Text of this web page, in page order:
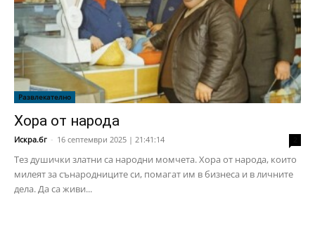
Развлекателно
Хора от народа
Искра.бг - 16 септември 2025 | 21:41:14
Тез душички златни са народни момчета. Хора от народа, които
милеят за сънародниците си, помагат им в бизнеса и в личните
дела. Да са живи...